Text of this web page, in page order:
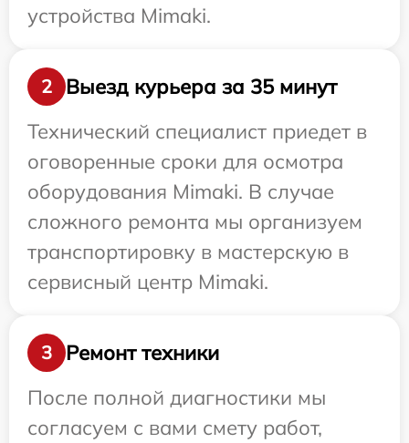
устройства Mimaki.
2
Выезд курьера за 35 минут
Технический специалист приедет в
оговоренные сроки для осмотра
оборудования Mimaki. В случае
сложного ремонта мы организуем
транспортировку в мастерскую в
сервисный центр Mimaki.
3
Ремонт техники
После полной диагностики мы
согласуем с вами смету работ,